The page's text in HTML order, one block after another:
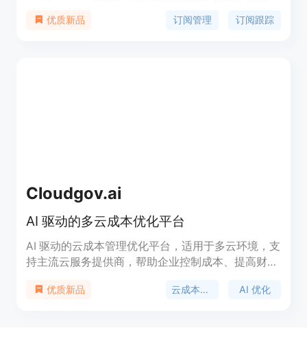
满足人们对订阅管理和成本优化的需求。有免费计
优质新品 订阅管理 订阅跟踪
Cloudgov.ai
AI 驱动的多云成本优化平台
AI 驱动的云成本管理优化平台，适用于多云环境，支
持主流云服务提供商，帮助企业控制成本、提高财务
望控制云成本的组织。
优质新品 云成本管理 AI 优化